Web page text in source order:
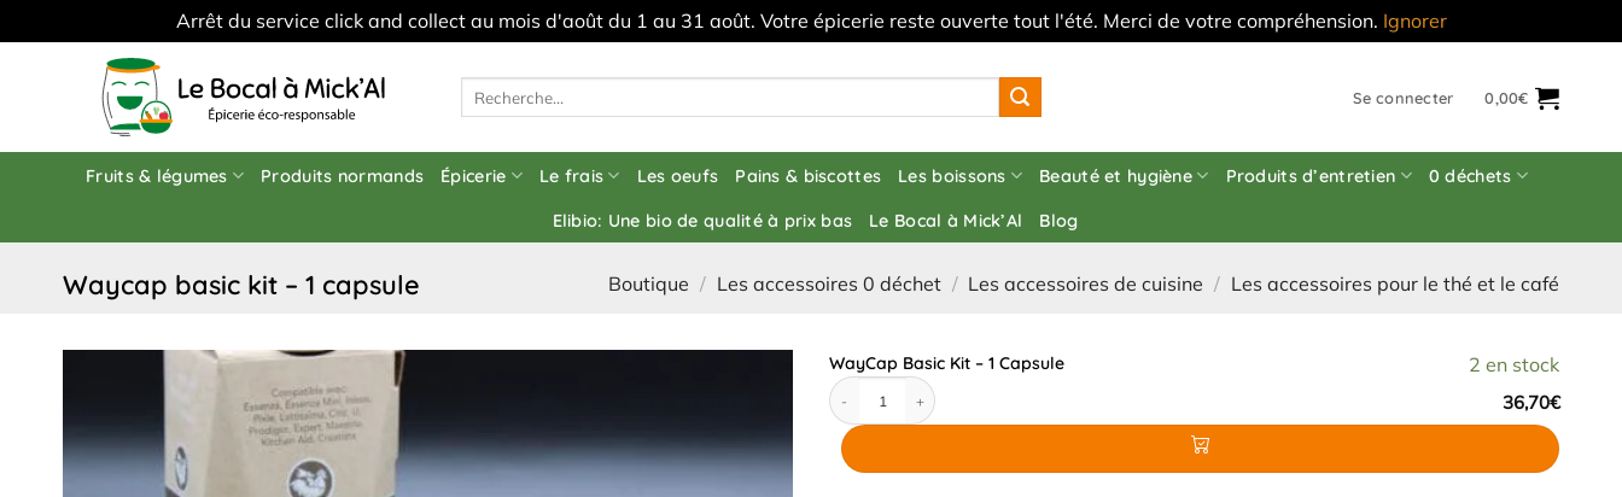
Arrêt du service click and collect au mois d'août du 1 au 31 août. Votre épicerie reste ouverte tout l'été. Merci de votre compréhension. Ignorer
Se connecter 0,00€
Fruits & légumes Produits normands Épicerie Le frais Les oeufs Pains & biscottes Les boissons Beauté et hygiène Produits d’entretien 0 déchets
Elibio: Une bio de qualité à prix bas Le Bocal à Mick’Al Blog
waycap basic kit – 1 capsule Boutique / Les accessoires 0 déchet / Les accessoires de cuisine / Les accessoires pour le thé et le café
2 en stock
WayCap Basic Kit – 1 Capsule
36,70€
quantité de WayCap Basic Kit - 1 Capsule